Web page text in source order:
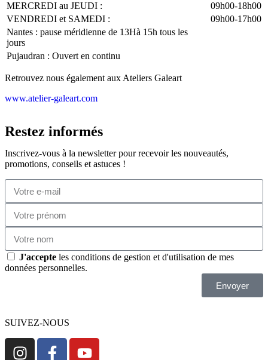
MERCREDI au JEUDI :
09h00-18h00
VENDREDI et SAMEDI :
09h00-17h00
Nantes : pause méridienne de 13Hà 15h tous les
jours
Pujaudran : Ouvert en continu
Retrouvez nous également aux Ateliers Galeart
www.atelier-galeart.com
Restez informés
Inscrivez-vous à la newsletter pour recevoir les nouveautés,
promotions, conseils et astuces !
J'accepte les conditions de gestion et d'utilisation de mes
données personnelles.
Envoyer
SUIVEZ-NOUS